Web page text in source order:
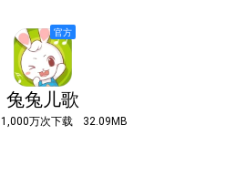
兔兔儿歌
1,000万次下载 32.09MB